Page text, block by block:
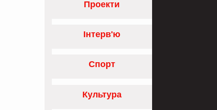
Проекти
Інтерв'ю
Спорт
Культура